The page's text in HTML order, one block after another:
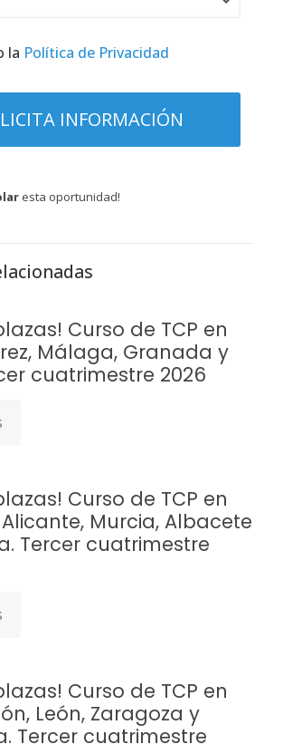
la Política de Privacidad
esta oportunidad!
Curso de TCP en
Málaga, Granada y
cuatrimestre 2026
Curso de TCP en
Murcia, Albacete
Tercer cuatrimestre
Curso de TCP en
León, Zaragoza y
Tercer cuatrimestre